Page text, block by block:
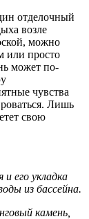
отделочный
возле
можно
или просто
может по-
чувства
Лишь
свою
его укладка
из бассейна.
камень,